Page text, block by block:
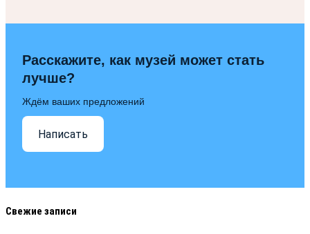
Расскажите, как музей может стать
лучше?
Ждём ваших предложений
Написать
Свежие записи